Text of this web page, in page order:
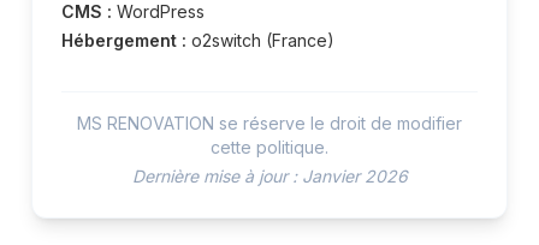
CMS : WordPress
Hébergement : o2switch (France)
MS RENOVATION se réserve le droit de modifier
cette politique.
Dernière mise à jour : Janvier 2026